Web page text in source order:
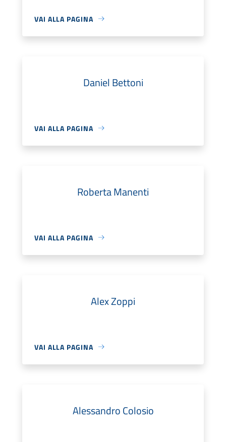
VAI ALLA PAGINA
Daniel Bettoni
VAI ALLA PAGINA
Roberta Manenti
VAI ALLA PAGINA
Alex Zoppi
VAI ALLA PAGINA
Alessandro Colosio